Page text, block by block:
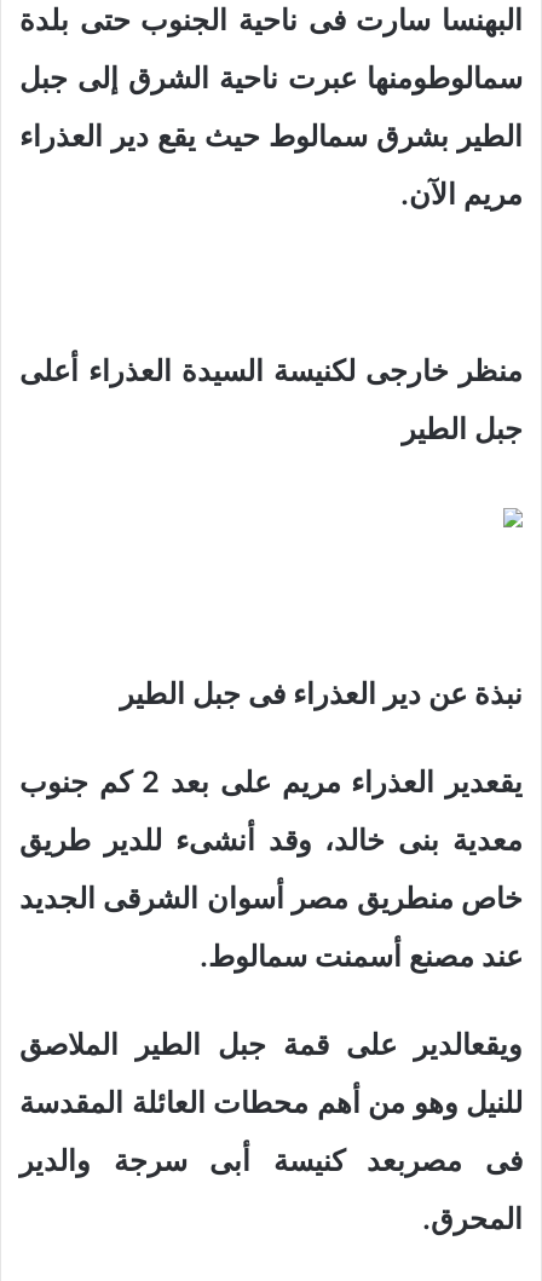
البهنسا سارت فى ناحية الجنوب حتى بلدة
سمالوطومنها عبرت ناحية الشرق إلى جبل
الطير بشرق سمالوط حيث يقع دير العذراء
مريم الآن.
منظر خارجى لكنيسة السيدة العذراء أعلى
جبل الطير
نبذة عن دير العذراء فى جبل الطير
يقعدير العذراء مريم على بعد 2 كم جنوب
معدية بنى خالد، وقد أنشىء للدير طريق
خاص منطريق مصر أسوان الشرقى الجديد
عند مصنع أسمنت سمالوط.
ويقعالدير على قمة جبل الطير الملاصق
للنيل وهو من أهم محطات العائلة المقدسة
فى مصربعد كنيسة أبى سرجة والدير
المحرق.